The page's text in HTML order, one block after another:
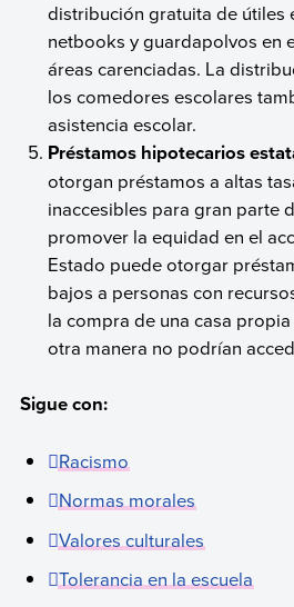
distribución gratuita de útiles
netbooks y guardapolvos en
áreas carenciadas. La
los comedores escolares
asistencia escolar.
Préstamos hipotecarios
otorgan préstamos a altas
inaccesibles para gran parte
promover la equidad en el
Estado puede otorgar
bajos a personas con
la compra de una casa
otra manera no podrían
Sigue con:
Racismo
Normas morales
Valores culturales
Tolerancia en la escuela